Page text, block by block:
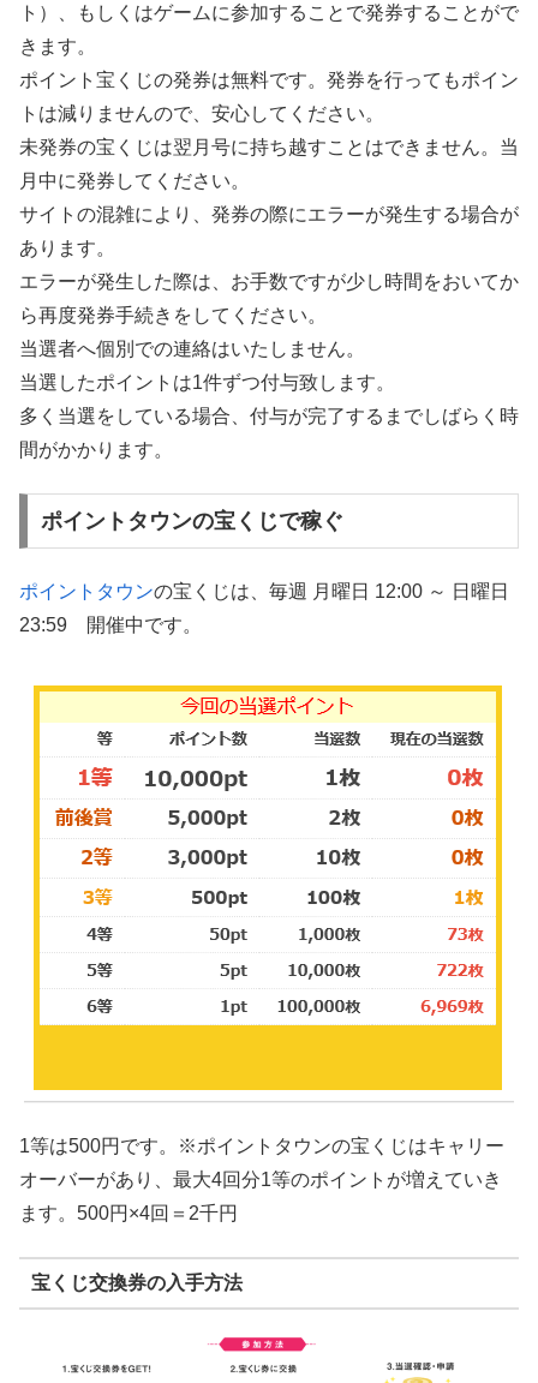
ト）、もしくはゲームに参加することで発券することがで
きます。
ポイント宝くじの発券は無料です。発券を行ってもポイン
トは減りませんので、安心してください。
未発券の宝くじは翌月号に持ち越すことはできません。当
月中に発券してください。
サイトの混雑により、発券の際にエラーが発生する場合が
あります。
エラーが発生した際は、お手数ですが少し時間をおいてか
ら再度発券手続きをしてください。
当選者へ個別での連絡はいたしません。
当選したポイントは1件ずつ付与致します。
多く当選をしている場合、付与が完了するまでしばらく時
間がかかります。
ポイントタウンの宝くじで稼ぐ
ポイントタウンの宝くじは、毎週 月曜日 12:00 ～ 日曜日
23:59 開催中です。
1等は500円です。※ポイントタウンの宝くじはキャリー
オーバーがあり、最大4回分1等のポイントが増えていき
ます。500円×4回＝2千円
宝くじ交換券の入手方法